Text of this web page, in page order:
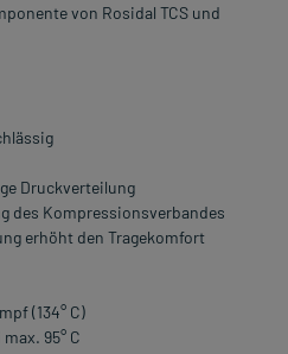
von Rosidal TCS und
Druckverteilung
des Kompressionsverbandes
erhöht den Tragekomfort
(134° C)
95° C